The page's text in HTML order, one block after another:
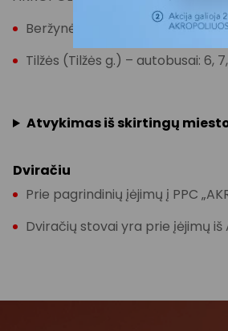
Beržynėlio (Gegužių g.) –
Tilžės (Tilžės g.) – autobusai: 6, 7,
Atvykimas iš skirtingų
Dviračiu
Prie pagrindinių įėjimų į PPC
Dviračių stovai yra prie įėjimų iš